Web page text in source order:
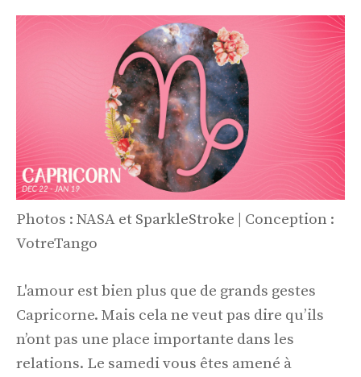
Photos : NASA et SparkleStroke | Conception :
VotreTango
L'amour est bien plus que de grands gestes
Capricorne. Mais cela ne veut pas dire qu’ils
n’ont pas une place importante dans les
relations. Le samedi vous êtes amené à